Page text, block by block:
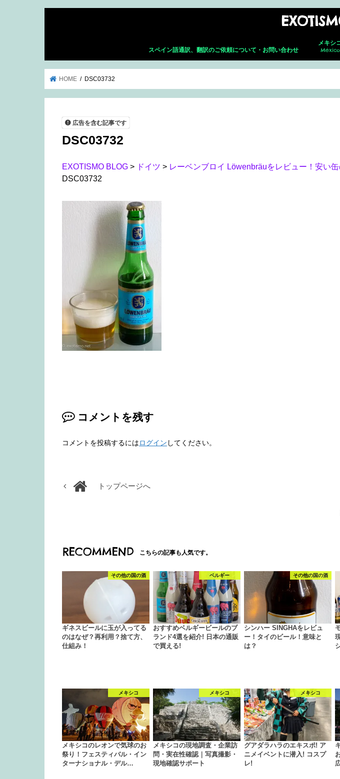
スペイン語通訳、翻訳のご依頼について・お問い合わせ
メキシ
México
メキシ
ネバド
テオテ
トゥーラ
チャウ
ホタル
サン・
アグア
グアダ
プエル
グアナ
レオン
メキシ
HOME DSC03732
広告を含む記事です
DSC03732
EXOTISMO BLOG > ドイツ > レーベンブロイ Löwenbräuをレビュー！安い
DSC03732
コメントを残す
コメントを投稿するにはログイン してください。
トップページへ
RECOMMEND こちらの記事も人気です。
その他の国の酒
ギネスビールに玉が入ってる
のはなぜ？再利用？捨て方、
仕組み！
ベルギー
おすすめベルギービールのブ
ランド4選を紹介! 日本の通販
で買える!
その他の国の酒
シンハー SINGHAをレビュ
ー！タイのビール！意味と
は？
メキシコ
メキシコのレオンで気球のお
祭り！フェスティバル・イン
ターナショナル・デル…
メキシコ
メキシコの現地調査・企業訪
問・実在性確認｜写真撮影・
現地確認サポート
メキシコ
グアダラハラのエキスポ! ア
ニメイベントに潜入! コスプ
レ!